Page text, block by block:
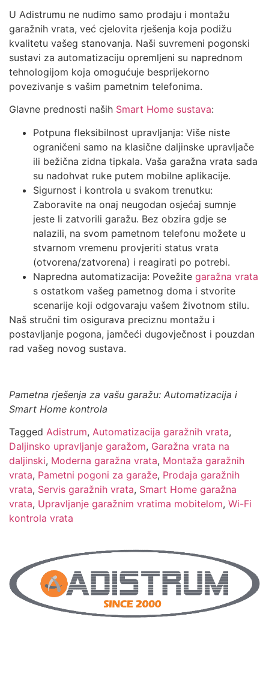
U Adistrumu ne nudimo samo prodaju i montažu
garažnih vrata, već cjelovita rješenja koja podižu
kvalitetu vašeg stanovanja. Naši suvremeni pogonski
sustavi za automatizaciju opremljeni su naprednom
tehnologijom koja omogućuje besprijekorno
povezivanje s vašim pametnim telefonima.
Glavne prednosti naših Smart Home sustava:
Potpuna fleksibilnost upravljanja: Više niste
ograničeni samo na klasične daljinske upravljače
ili bežična zidna tipkala. Vaša garažna vrata sada
su nadohvat ruke putem mobilne aplikacije.
Sigurnost i kontrola u svakom trenutku:
Zaboravite na onaj neugodan osjećaj sumnje
jeste li zatvorili garažu. Bez obzira gdje se
nalazili, na svom pametnom telefonu možete u
stvarnom vremenu provjeriti status vrata
(otvorena/zatvorena) i reagirati po potrebi.
Napredna automatizacija: Povežite garažna vrata
s ostatkom vašeg pametnog doma i stvorite
scenarije koji odgovaraju vašem životnom stilu.
Naš stručni tim osigurava preciznu montažu i
postavljanje pogona, jamčeći dugovječnost i pouzdan
rad vašeg novog sustava.
Pametna rješenja za vašu garažu: Automatizacija i
Smart Home kontrola
Tagged Adistrum, Automatizacija garažnih vrata,
Daljinsko upravljanje garažom, Garažna vrata na
daljinski, Moderna garažna vrata, Montaža garažnih
vrata, Pametni pogoni za garaže, Prodaja garažnih
vrata, Servis garažnih vrata, Smart Home garažna
vrata, Upravljanje garažnim vratima mobitelom, Wi-Fi
kontrola vrata